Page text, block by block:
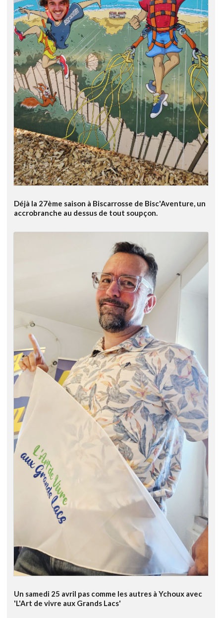
Déjà la 27ème saison à Biscarrosse de Bisc'Aventure, un
accrobranche au dessus de tout soupçon.
Un samedi 25 avril pas comme les autres à Ychoux avec
'L'Art de vivre aux Grands Lacs'